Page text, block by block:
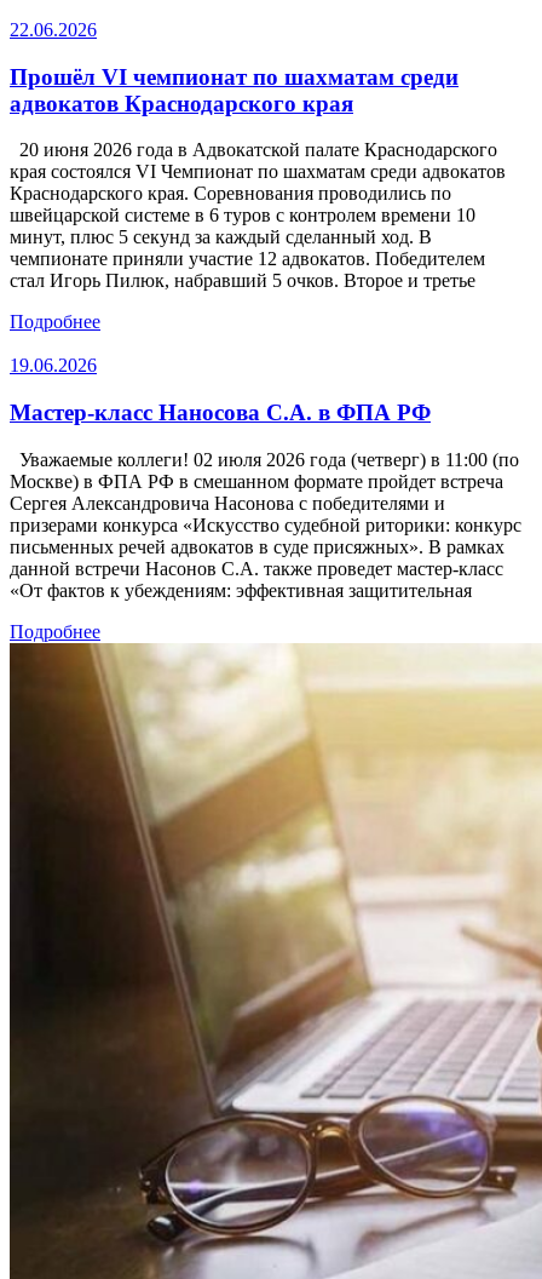
22.06.2026
Прошёл VI чемпионат по шахматам среди
адвокатов Краснодарского края
20 июня 2026 года в Адвокатской палате Краснодарского
края состоялся VI Чемпионат по шахматам среди адвокатов
Краснодарского края. Соревнования проводились по
швейцарской системе в 6 туров с контролем времени 10
минут, плюс 5 секунд за каждый сделанный ход. В
чемпионате приняли участие 12 адвокатов. Победителем
стал Игорь Пилюк, набравший 5 очков. Второе и третье
Подробнее
19.06.2026
Мастер-класс Наносова С.А. в ФПА РФ
Уважаемые коллеги! 02 июля 2026 года (четверг) в 11:00 (по
Москве) в ФПА РФ в смешанном формате пройдет встреча
Сергея Александровича Насонова с победителями и
призерами конкурса «Искусство судебной риторики: конкурс
письменных речей адвокатов в суде присяжных». В рамках
данной встречи Насонов С.А. также проведет мастер-класс
«От фактов к убеждениям: эффективная защитительная
Подробнее